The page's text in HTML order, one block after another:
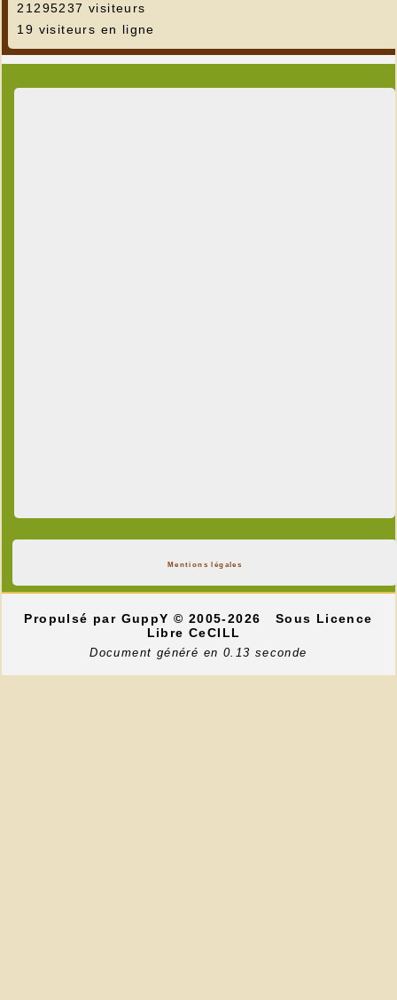
21295237 visiteurs
19 visiteurs en ligne
Mentions légales
Propulsé par GuppY© 2005-2026
Sous Licence
Libre CeCILL
Document généré en 0.13 seconde